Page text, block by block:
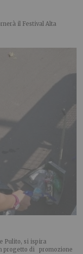
il Festival Alta
Pulito, si ispira
progetto di promozione